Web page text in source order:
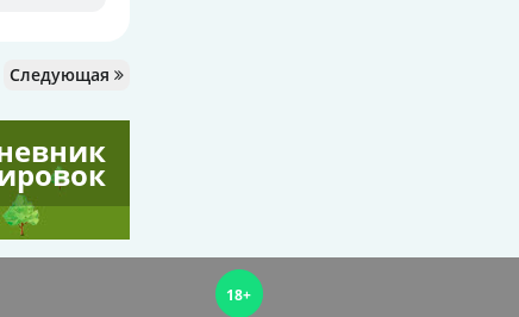
Следующая
18+